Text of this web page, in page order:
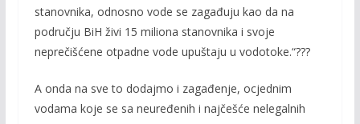
stanovnika, odnosno vode se zagađuju kao da na
području BiH živi 15 miliona stanovnika i svoje
neprečišćene otpadne vode upuštaju u vodotoke.“???
A onda na sve to dodajmo i zagađenje, ocjednim
vodama koje se sa neuređenih i najčešće nelegalnih